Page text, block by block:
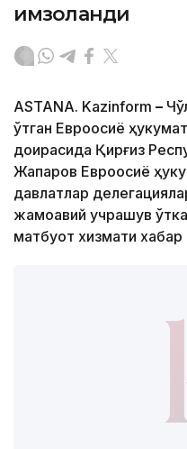
имзоланди
ASTANA. Kazinform –
ўтган Евроосиё
доирасида Қирғиз
Жапаров Евроосиё
давлатлар
жамоавий учрашув
матбуот хизмати